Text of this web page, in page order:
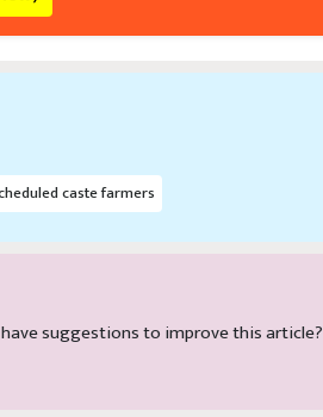
caste farmers
have suggestions to improve this article?